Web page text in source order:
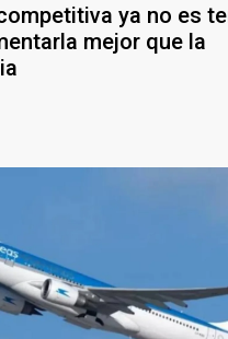
ya no es
mejor que la